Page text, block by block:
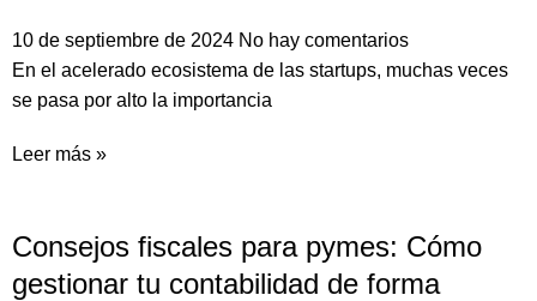
10 de septiembre de 2024 No hay comentarios
En el acelerado ecosistema de las startups, muchas veces
se pasa por alto la importancia
Leer más »
Consejos fiscales para pymes: Cómo
gestionar tu contabilidad de forma